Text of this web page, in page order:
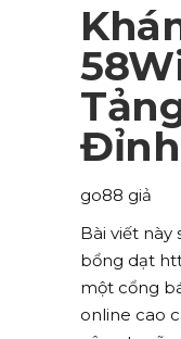
Đỉnh
go88 giả
Bài viết này
bổng dạt
một cổng
online cao